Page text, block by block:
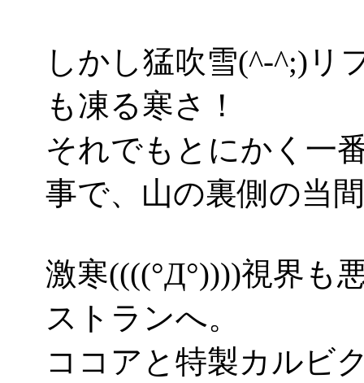
しかし猛吹雪(^-^;)リ
も凍る寒さ！
それでもとにかく一
事で、山の裏側の当
激寒((((°Д°))))視界も
ストランへ。
ココアと特製カルビ